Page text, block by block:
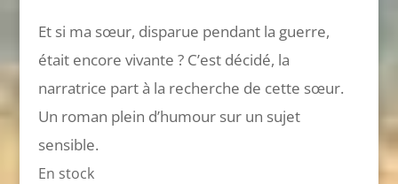
Et si ma sœur, disparue pendant la guerre,
était encore vivante ? C’est décidé, la
narratrice part à la recherche de cette sœur.
Un roman plein d’humour sur un sujet
sensible.
En stock